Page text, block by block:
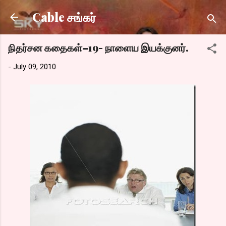
Skip to main content
Cable சங்கர்
நிதர்சன கதைகள்–19- நாளைய இயக்குனர்.
- July 09, 2010